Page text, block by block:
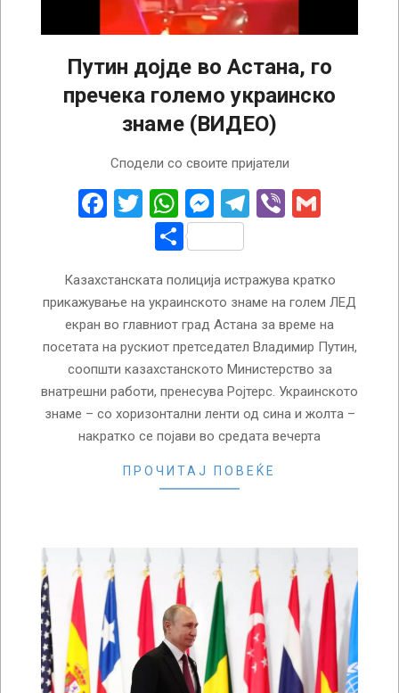
Путин дојде во Астана, го
пречека големо украинско
знаме (ВИДЕО)
Сподели со своите пријатели
Facebook
Twitter
WhatsApp
Messenger
Telegram
Viber
Share
Казахстанската полиција истражува кратко
прикажување на украинското знаме на голем ЛЕД
екран во главниот град Астана за време на
посетата на рускиот претседател Владимир Путин,
соопшти казахстанското Министерство за
внатрешни работи, пренесува Ројтерс. Украинското
знаме – со хоризонтални ленти од сина и жолта –
накратко се појави во средата вечерта
ПРОЧИТАЈ ПОВЕЌЕ